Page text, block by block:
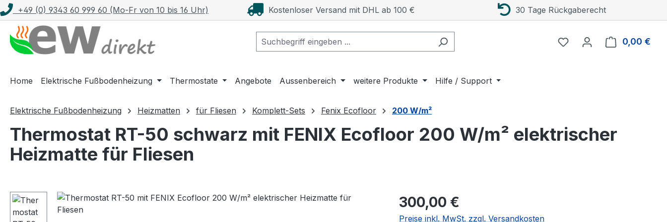
Hauptinhalt springen
Zur Suche springen
Zur Hauptnavigation springen
+49 (0) 9343 60 999 60 (Mo-Fr von 10 bis 16 Uhr) Kostenloser Versand mit DHL ab 100 € 30 Tage Rückgaberecht
0,00 €
Home Elektrische Fußbodenheizung Thermostate Angebote Aussenbereich weitere Produkte Hilfe / Support
Elektrische Fußbodenheizung Heizmatten für Fliesen Komplett-Sets Fenix Ecofloor 200 W/m²
Thermostat RT-50 schwarz mit FENIX Ecofloor 200 W/m² elektrischer
Heizmatte für Fliesen
Bildergalerie überspringen Regulärer Preis:
300,00 €
Preise inkl. MwSt. zzgl. Versandkosten